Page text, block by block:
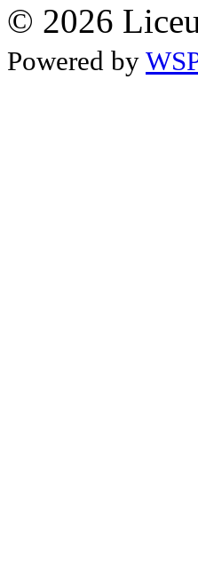
© 2026
Powered by